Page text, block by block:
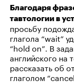
Благодаря
тавтологии в
просьбу
глагола “wait”
“hold on”. В
английского на
рассказать об
глаголом